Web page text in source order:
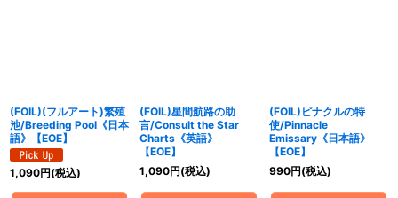
(FOIL)(フルアート)繁殖
池/Breeding Pool《日本
語》【EOE】
1,090円(税込)
(FOIL)星間航路の助
言/Consult the Star
Charts《英語》
【EOE】
1,090円(税込)
(FOIL)ピナクルの特
使/Pinnacle
Emissary《日本語》
【EOE】
990円(税込)